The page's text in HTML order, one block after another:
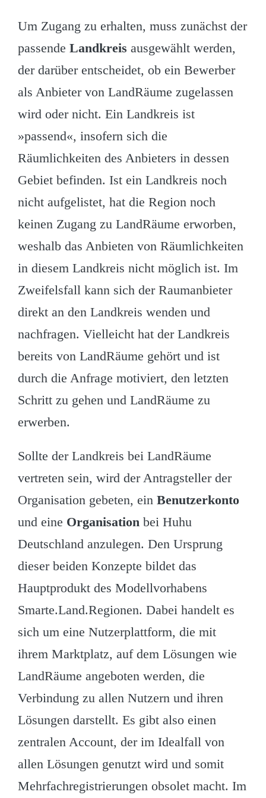
Um Zugang zu erhalten, muss zunächst der
passende Landkreis ausgewählt werden,
der darüber entscheidet, ob ein Bewerber
als Anbieter von LandRäume zugelassen
wird oder nicht. Ein Landkreis ist
»passend«, insofern sich die
Räumlichkeiten des Anbieters in dessen
Gebiet befinden. Ist ein Landkreis noch
nicht aufgelistet, hat die Region noch
keinen Zugang zu LandRäume erworben,
weshalb das Anbieten von Räumlichkeiten
in diesem Landkreis nicht möglich ist. Im
Zweifelsfall kann sich der Raumanbieter
direkt an den Landkreis wenden und
nachfragen. Vielleicht hat der Landkreis
bereits von LandRäume gehört und ist
durch die Anfrage motiviert, den letzten
Schritt zu gehen und LandRäume zu
erwerben.
Sollte der Landkreis bei LandRäume
vertreten sein, wird der Antragsteller der
Organisation gebeten, ein Benutzerkonto
und eine Organisation bei Huhu
Deutschland anzulegen. Den Ursprung
dieser beiden Konzepte bildet das
Hauptprodukt des Modellvorhabens
Smarte.Land.Regionen. Dabei handelt es
sich um eine Nutzerplattform, die mit
ihrem Marktplatz, auf dem Lösungen wie
LandRäume angeboten werden, die
Verbindung zu allen Nutzern und ihren
Lösungen darstellt. Es gibt also einen
zentralen Account, der im Idealfall von
allen Lösungen genutzt wird und somit
Mehrfachregistrierungen obsolet macht. Im